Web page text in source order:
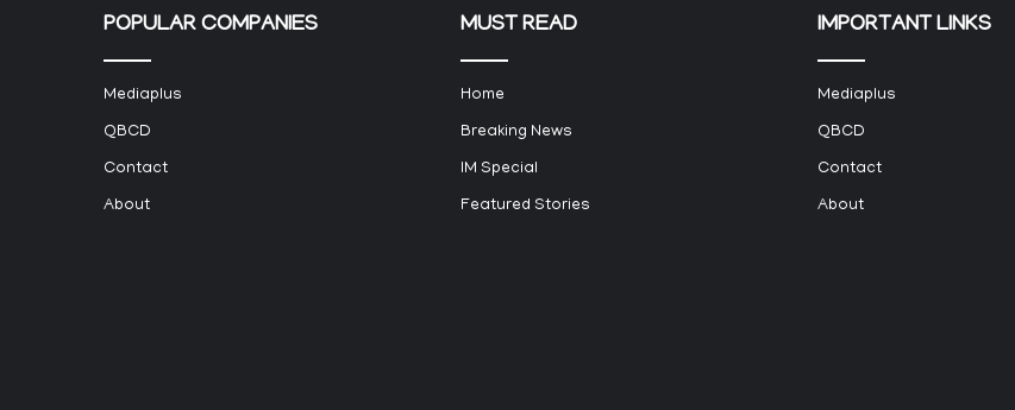
POPULAR COMPANIES
Mediaplus
QBCD
Contact
About
MUST READ
Home
Breaking News
IM Special
Featured Stories
IMPORTANT LINKS
Mediaplus
QBCD
Contact
About